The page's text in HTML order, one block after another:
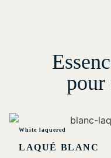
pour
White laquered
LAQUÉ BLANC